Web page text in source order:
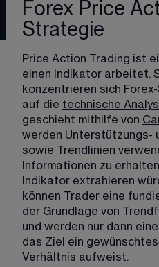
Forex Price
Strategie
Price Action Trading ist
einen Indikator arbeitet.
konzentrieren sich
auf die technische
geschieht mithilfe von
werden Unterstützungs-
sowie Trendlinien
Informationen zu
Indikator extrahieren
können Trader eine
der Grundlage von
und werden nur dann
das Ziel ein
Verhältnis aufweist.